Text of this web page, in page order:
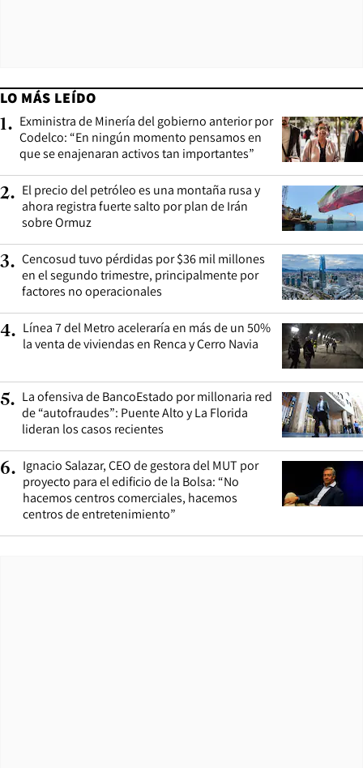
LO MÁS LEÍDO
1. Exministra de Minería del gobierno anterior por
Codelco: “En ningún momento pensamos en
que se enajenaran activos tan importantes”
2. El precio del petróleo es una montaña rusa y
ahora registra fuerte salto por plan de Irán
sobre Ormuz
3. Cencosud tuvo pérdidas por $36 mil millones
en el segundo trimestre, principalmente por
factores no operacionales
4. Línea 7 del Metro aceleraría en más de un 50%
la venta de viviendas en Renca y Cerro Navia
5. La ofensiva de BancoEstado por millonaria red
de “autofraudes”: Puente Alto y La Florida
lideran los casos recientes
6. Ignacio Salazar, CEO de gestora del MUT por
proyecto para el edificio de la Bolsa: “No
hacemos centros comerciales, hacemos
centros de entretenimiento”